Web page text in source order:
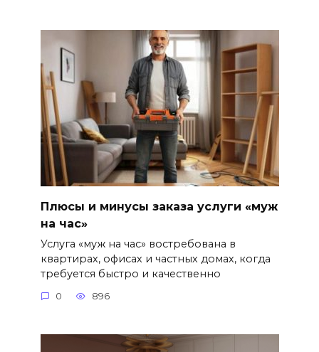
Плюсы и минусы заказа услуги «муж
на час»
Услуга «муж на час» востребована в
квартирах, офисах и частных домах, когда
требуется быстро и качественно
0 896